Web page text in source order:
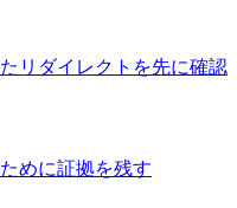
リダイレクトを先に確認
めに証拠を残す